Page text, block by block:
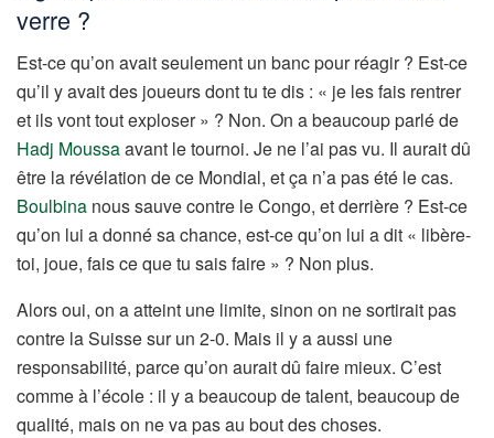
verre ?
Est-ce qu’on avait seulement un banc pour réagir ? Est-ce
qu’il y avait des joueurs dont tu te dis : « je les fais rentrer
et ils vont tout exploser » ? Non. On a beaucoup parlé de
Hadj Moussaavant le tournoi. Je ne l’ai pas vu. Il aurait dû
être la révélation de ce Mondial, et ça n’a pas été le cas.
Boulbina nous sauve contre le Congo, et derrière ? Est-ce
qu’on lui a donné sa chance, est-ce qu’on lui a dit « libère-
toi, joue, fais ce que tu sais faire » ? Non plus.
Alors oui, on a atteint une limite, sinon on ne sortirait pas
contre la Suisse sur un 2-0. Mais il y a aussi une
responsabilité, parce qu’on aurait dû faire mieux. C’est
comme à l’école : il y a beaucoup de talent, beaucoup de
qualité, mais on ne va pas au bout des choses.